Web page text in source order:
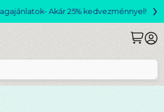
Akár 25% kedvezménnyel! ›